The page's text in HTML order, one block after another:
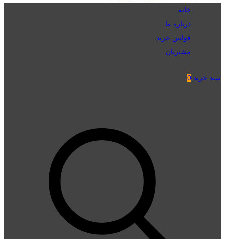
خانه
درباره ما
قوانین خرید
مشتریان
سبد خرید 0